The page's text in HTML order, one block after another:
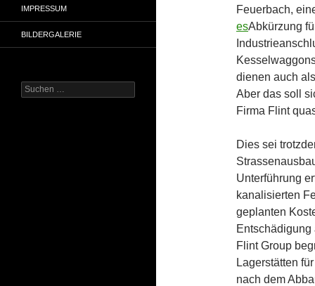
Feuerbach,
esAbkürzung
dienen auch
Aber das soll
Firma Flint
Dies sei
Unterführung
kanalisierten
geplanten
Flint Group
Lagerstätten
nach dem
IMPRESSUM
BILDERGALERIE
Suchen
nach: